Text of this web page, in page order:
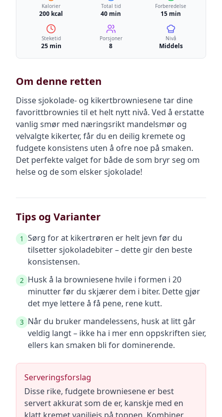
Kalorier
200 kcal
Total tid
40 min
Forberedelse
15 min
Steketid
25 min
Porsjoner
8
Nivå
Middels
Om denne retten
Disse sjokolade- og kikertbrowniesene tar dine
favorittbrownies til et helt nytt nivå. Ved å erstatte
vanlig smør med næringsrikt mandelsmør og
velvalgte kikerter, får du en deilig kremete og
fudgete konsistens uten å ofre noe på smaken.
Det perfekte valget for både de som bryr seg om
helse og de som elsker sjokolade!
Tips og Varianter
1 Sørg for at kikertrøren er helt jevn før du
tilsetter sjokoladebiter – dette gir den beste
konsistensen.
2 Husk å la browniesene hvile i formen i 20
minutter før du skjærer dem i biter. Dette gjør
det mye lettere å få pene, rene kutt.
3 Når du bruker mandelessens, husk at litt går
veldig langt – ikke ha i mer enn oppskriften sier,
ellers kan smaken bli for dominerende.
Serveringsforslag
Disse rike, fudgete browniesene er best
servert akkurat som de er, kanskje med en